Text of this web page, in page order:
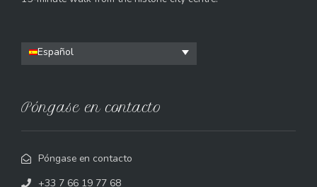
Español
Póngase en contacto
Póngase en contacto
+33 7 66 19 77 68